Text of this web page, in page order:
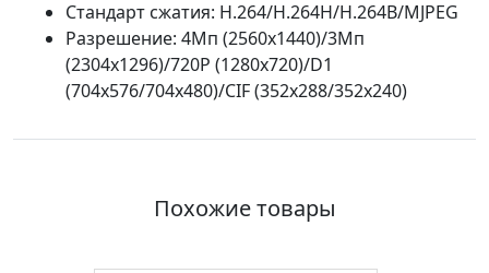
Стандарт сжатия: H.264/H.264H/H.264B/MJPEG
Разрешение: 4Мп (2560x1440)/3Мп
(2304x1296)/720P (1280x720)/D1
(704x576/704x480)/CIF (352x288/352x240)
Похожие товары